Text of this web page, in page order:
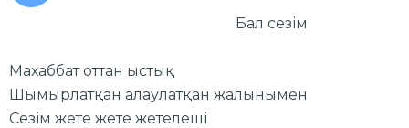
Бал сезім
Махаббат оттан ыстық
Шымырлатқан алаулатқан жалынымен
Сезім жете жете жетелеші